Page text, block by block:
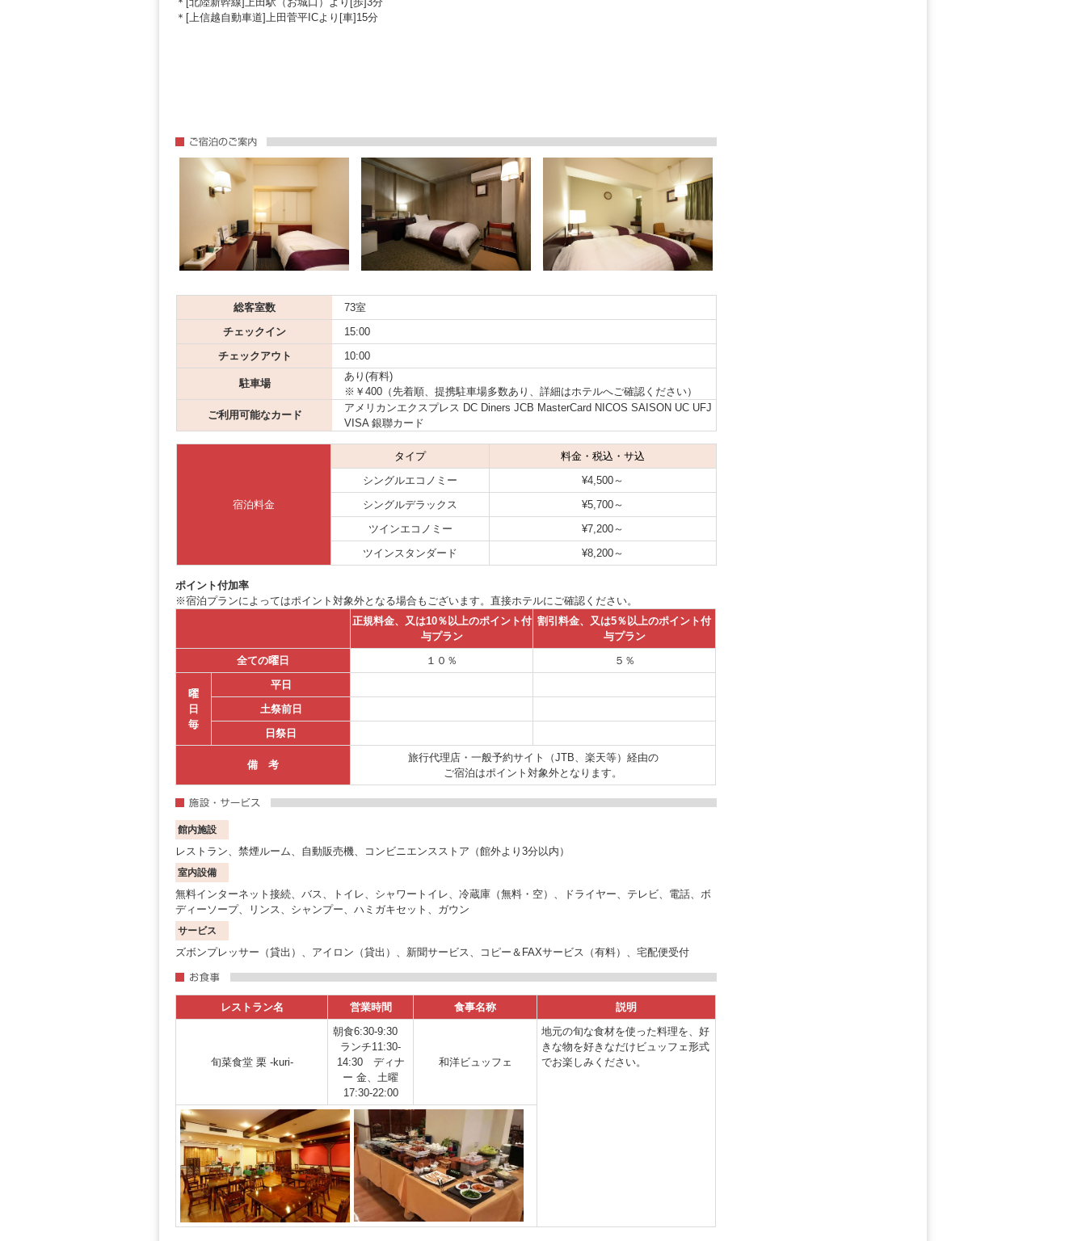
＊[上信越自動車道]上田菅平ICより[車]15分
総客室数
73室
チェックイン
15:00
チェックアウト
10:00
駐車場
あり(有料)
※￥400（先着順、提携駐車場多数あり、詳細はホテルへご確認ください）
ご利用可能なカード
アメリカンエクスプレス DC Diners JCB MasterCard NICOS SAISON UC UFJ
VISA 銀聯カード
宿泊料金
タイプ
料金・税込・サ込
シングルエコノミー
¥4,500～
シングルデラックス
¥5,700～
ツインエコノミー
¥7,200～
ツインスタンダード
¥8,200～
ポイント付加率
※宿泊プランによってはポイント対象外となる場合もございます。直接ホテルにご確認ください。
正規料金、又は10％以上のポイント付
与プラン
割引料金、又は5％以上のポイント付
与プラン
全ての曜日
１０％ ５％
曜
日
毎
平日
土祭前日
日祭日
備 考
旅行代理店・一般予約サイト（JTB、楽天等）経由の
ご宿泊はポイント対象外となります。
館内施設
レストラン、禁煙ルーム、自動販売機、コンビニエンスストア（館外より3分以内）
室内設備
無料インターネット接続、バス、トイレ、シャワートイレ、冷蔵庫（無料・空）、ドライヤー、テレビ、電話、ボ
ディーソープ、リンス、シャンプー、ハミガキセット、ガウン
サービス
ズボンプレッサー（貸出）、アイロン（貸出）、新聞サービス、コピー＆FAXサービス（有料）、宅配便受付
レストラン名 営業時間 食事名称 説明
旬菜食堂 栗 -kuri-
朝食6:30-9:30
ランチ11:30-
14:30 ディナ
ー 金、土曜
17:30-22:00
和洋ビュッフェ
地元の旬な食材を使った料理を、好
きな物を好きなだけビュッフェ形式
でお楽しみください。